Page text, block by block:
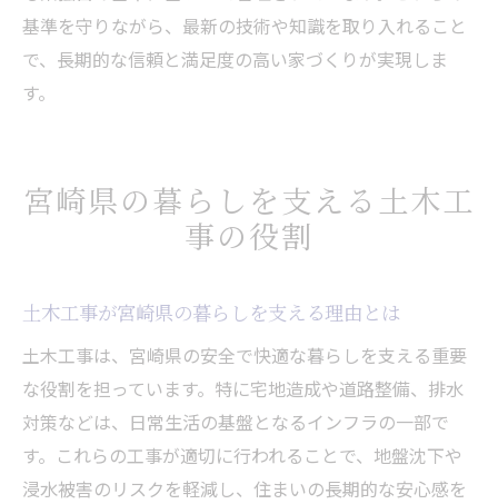
基準を守りながら、最新の技術や知識を取り入れること
で、長期的な信頼と満足度の高い家づくりが実現しま
す。
宮崎県の暮らしを支える土木工
事の役割
土木工事が宮崎県の暮らしを支える理由とは
土木工事は、宮崎県の安全で快適な暮らしを支える重要
な役割を担っています。特に宅地造成や道路整備、排水
対策などは、日常生活の基盤となるインフラの一部で
す。これらの工事が適切に行われることで、地盤沈下や
浸水被害のリスクを軽減し、住まいの長期的な安心感を